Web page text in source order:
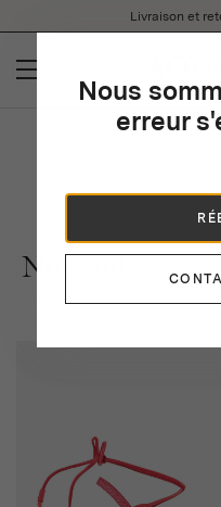
note:
website
Livraison et
Nous
erreur
Noveautés